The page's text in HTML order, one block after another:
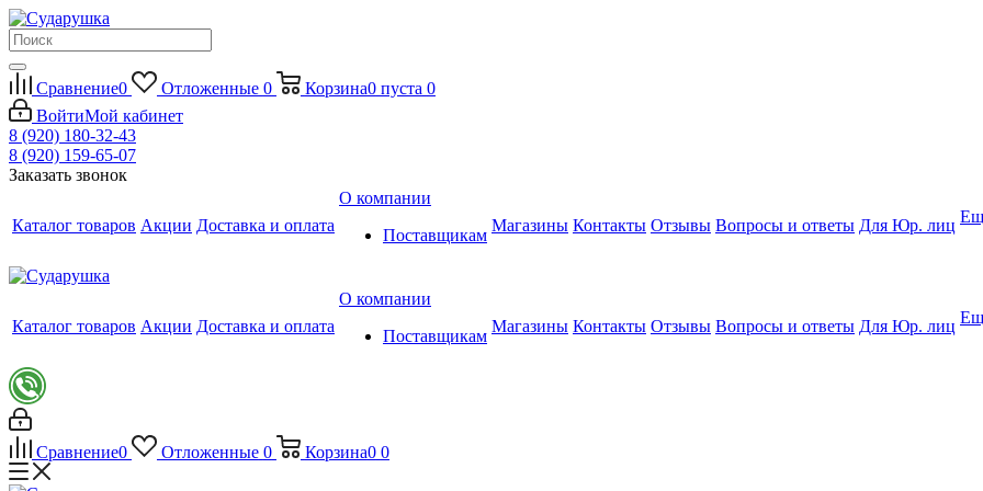
Сравнение0 Отложенные 0 Корзина0 пуста 0
ВойтиМой кабинет
8 (920) 180-32-43
8 (920) 159-65-07
Заказать звонок
Каталог товаров Акции Доставка и оплата
О компании
Поставщикам
Магазины Контакты Отзывы Вопросы и ответы Для Юр. лиц
Каталог товаров Акции Доставка и оплата
О компании
Поставщикам
Магазины Контакты Отзывы Вопросы и ответы Для Юр. лиц
Сравнение0 Отложенные 0 Корзина0 0